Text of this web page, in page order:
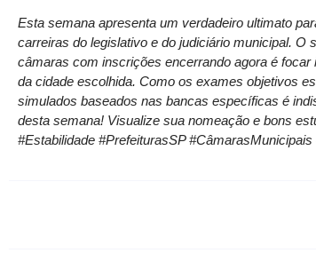
Esta semana apresenta um verdadeiro ultimato
carreiras do legislativo e do judiciário municipal. O
câmaras com inscrições encerrando agora é
da cidade escolhida. Como os exames objetivos
simulados baseados nas bancas específicas é
desta semana! Visualize sua nomeação e bons
#Estabilidade #PrefeiturasSP